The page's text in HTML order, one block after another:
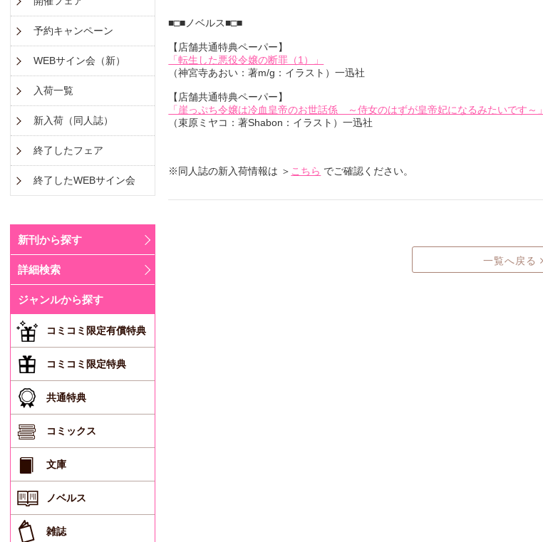
■□■ノベルス■□■
【店舗共通特典ペーパー】
「転生した悪役令嬢の断罪（1）」
（神宮寺あおい：著m/g：イラスト）一迅社
【店舗共通特典ペーパー】
「崖っぷち令嬢は冷血皇帝のお世話係 ～侍女のはずが皇帝妃になるみたいです～」
（束原ミヤコ：著Shabon：イラスト）一迅社
※同人誌の新入荷情報は ＞ こちら でご確認ください。
一覧へ戻る
予約キャンペーン
WEBサイン会（新）
入荷一覧
新入荷（同人誌）
終了したフェア
終了したWEBサイン会
新刊から探す
詳細検索
ジャンルから探す
コミコミ限定有償特典
コミコミ限定特典
共通特典
コミックス
文庫
ノベルス
雑誌